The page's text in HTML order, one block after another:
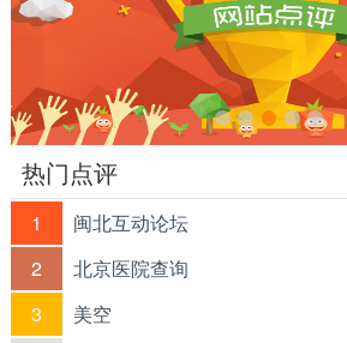
热门点评
1 闽北互动论坛
2 北京医院查询
3 美空